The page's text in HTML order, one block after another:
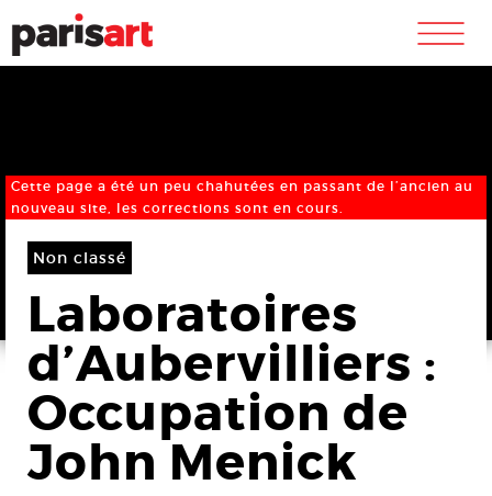
m
Cette page a été un peu chahutées en passant de l’ancien au
nouveau site, les corrections sont en cours.
Non classé
Laboratoires
d’Aubervilliers :
Occupation de
John Menick